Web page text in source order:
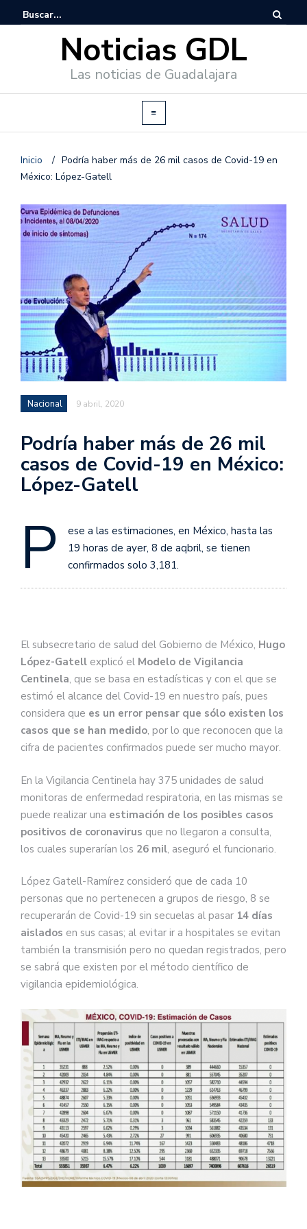
Noticias GDL
Las noticias de Guadalajara
Inicio / Podría haber más de 26 mil casos de Covid-19 en
México: López-Gatell
Nacional 9 abril, 2020
Podría haber más de 26 mil
casos de Covid-19 en México:
López-Gatell
P
ese a las estimaciones, en México, hasta las
19 horas de ayer, 8 de aqbril, se tienen
confirmados solo 3,181.
El subsecretario de salud del Gobierno de México, Hugo
López-Gatell explicó el Modelo de Vigilancia
Centinela, que se basa en estadísticas y con el que se
estimó el alcance del Covid-19 en nuestro país, pues
considera que es un error pensar que sólo existen los
casos que se han medido, por lo que reconocen que la
cifra de pacientes confirmados puede ser mucho mayor.
En la Vigilancia Centinela hay 375 unidades de salud
monitoras de enfermedad respiratoria, en las mismas se
puede realizar una estimación de los posibles casos
positivos de coronavirus que no llegaron a consulta,
los cuales superarían los 26 mil, aseguró el funcionario.
López Gatell-Ramírez consideró que de cada 10
personas que no pertenecen a grupos de riesgo, 8 se
recuperarán de Covid-19 sin secuelas al pasar 14 días
aislados en sus casas; al evitar ir a hospitales se evitan
también la transmisión pero no quedan registrados, pero
se sabrá que existen por el método científico de
vigilancia epidemiológica.